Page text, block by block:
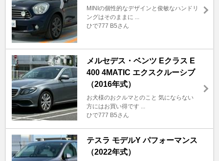
MINIの個性的なデザインと俊敏なハンドリ
ングはそのままに ...
ひで777 B5さん
メルセデス・ベンツ Eクラス E
400 4MATIC エクスクルーシブ
（2016年式）
お犬様のおクルマとのこと 気にならない
方にはお買い得です ...
ひで777 B5さん
テスラ モデルY パフォーマンス
（2022年式）